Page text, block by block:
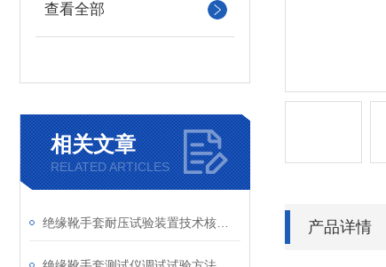
查看全部
相关文章
RELATED ARTICLES
产品详情